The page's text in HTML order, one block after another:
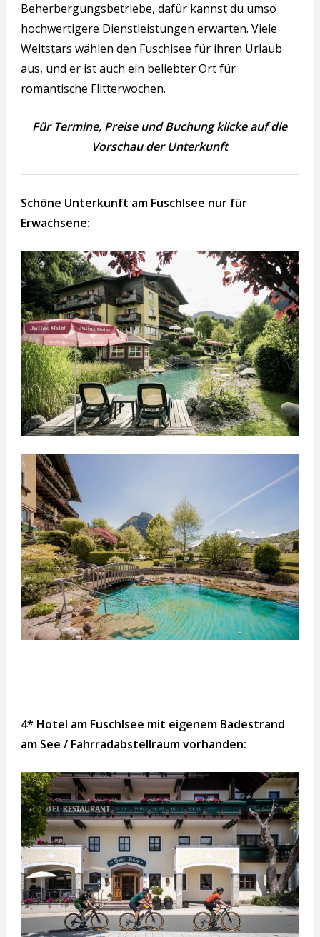
Beherbergungsbetriebe, dafür kannst du umso
hochwertigere Dienstleistungen erwarten. Viele
Weltstars wählen den Fuschlsee für ihren Urlaub
aus, und er ist auch ein beliebter Ort für
romantische Flitterwochen.
Für Termine, Preise und Buchung klicke auf die
Vorschau der Unterkunft
Schöne Unterkunft am Fuschlsee nur für
Erwachsene:
4* Hotel am Fuschlsee mit eigenem Badestrand
am See / Fahrradabstellraum vorhanden: